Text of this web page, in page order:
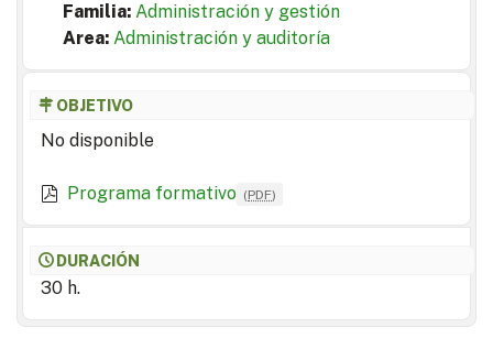
Familia: Administración y gestión
Area: Administración y auditoría
OBJETIVO
No disponible
Programa formativo (PDF)
DURACIÓN
30 h.